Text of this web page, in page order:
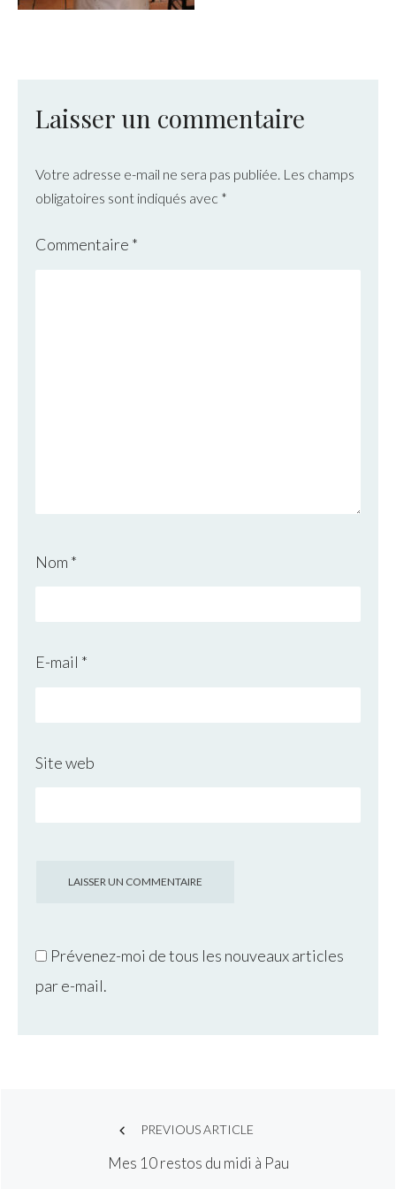
Laisser un commentaire
Votre adresse e-mail ne sera pas publiée. Les champs
obligatoires sont indiqués avec *
Commentaire *
Nom *
E-mail *
Site web
Prévenez-moi de tous les nouveaux articles
par e-mail.
PREVIOUS ARTICLE
Mes 10 restos du midi à Pau